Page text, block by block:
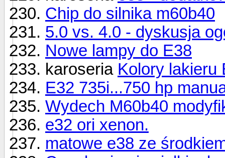
Chip do silnika m60b40
5.0 vs. 4.0 - dyskusja
Nowe lampy do E38
karoseria Kolory lakieru
E32 735i...750 hp
Wydech M60b40
e32 ori xenon.
matowe e38 ze